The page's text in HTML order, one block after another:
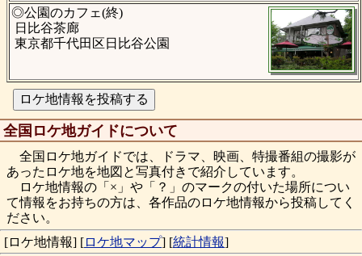
◎公園のカフェ(終)
日比谷茶廊
東京都千代田区日比谷公園
全国ロケ地ガイドについて
全国ロケ地ガイドでは、ドラマ、映画、特撮番組の撮影が
あったロケ地を地図と写真付きで紹介しています。
ロケ地情報の「×」や「？」のマークの付いた場所につい
て情報をお持ちの方は、各作品のロケ地情報から投稿してく
ださい。
[ロケ地情報] [ロケ地マップ] [統計情報]